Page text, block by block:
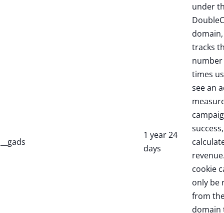
__gads
1 year 24
days
under
domain,
tracks
times
see an
cookie
only be
from
domain